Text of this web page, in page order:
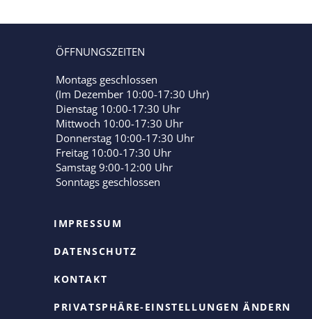
IMPRESSUM
DATENSCHUTZ
KONTAKT
PRIVATSPHÄRE-EINSTELLUNGEN ÄNDERN
ÖFFNUNGSZEITEN
Montags geschlossen
(Im Dezember 10:00-17:30 Uhr)
Dienstag 10:00-17:30 Uhr
Mittwoch 10:00-17:30 Uhr
Donnerstag 10:00-17:30 Uhr
Freitag 10:00-17:30 Uhr
Samstag 9:00-12:00 Uhr
Sonntags geschlossen